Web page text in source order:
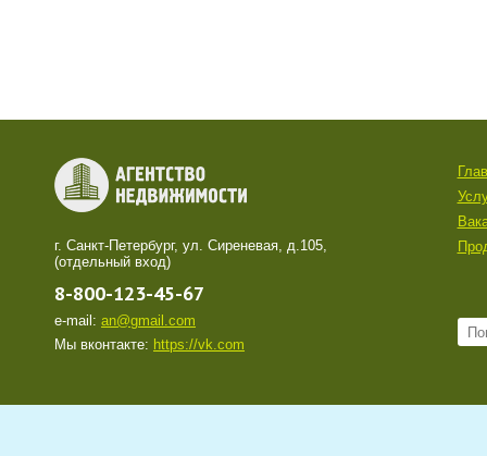
г. Санкт-Петербург, ул. Сиреневая, д.105,
(отдельный вход)
8-800-123-45-67
e-mail: an@gmail.com
Мы вконтакте: https://vk.com